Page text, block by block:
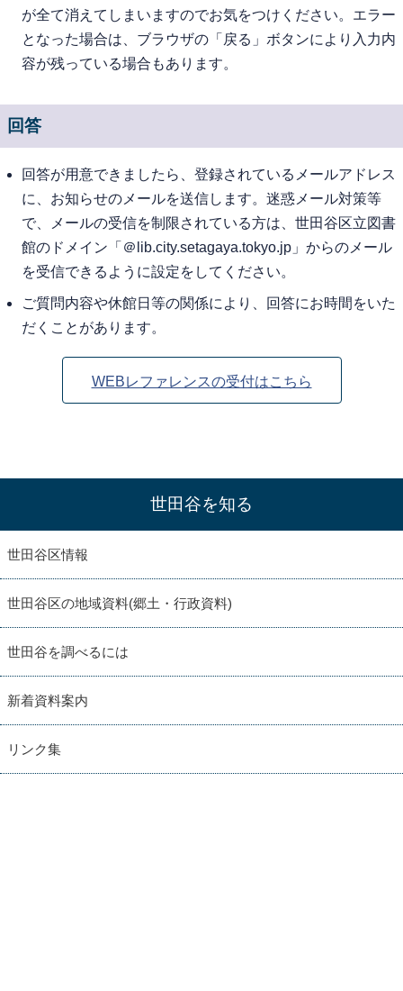
が全て消えてしまいますのでお気をつけください。エラー
となった場合は、ブラウザの「戻る」ボタンにより入力内
容が残っている場合もあります。
回答
回答が用意できましたら、登録されているメールアドレス
に、お知らせのメールを送信します。迷惑メール対策等
で、メールの受信を制限されている方は、世田谷区立図書
館のドメイン「＠lib.city.setagaya.tokyo.jp」からのメール
を受信できるように設定をしてください。
ご質問内容や休館日等の関係により、回答にお時間をいた
だくことがあります。
WEBレファレンスの受付はこちら
世田谷を知る
世田谷区情報
世田谷区の地域資料(郷土・行政資料)
世田谷を調べるには
新着資料案内
リンク集